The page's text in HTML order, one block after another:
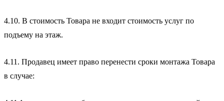
4.10. В стоимость Товара не входит стоимость услуг по
подъему на этаж.
4.11. Продавец имеет право перенести сроки монтажа Товара
в случае: